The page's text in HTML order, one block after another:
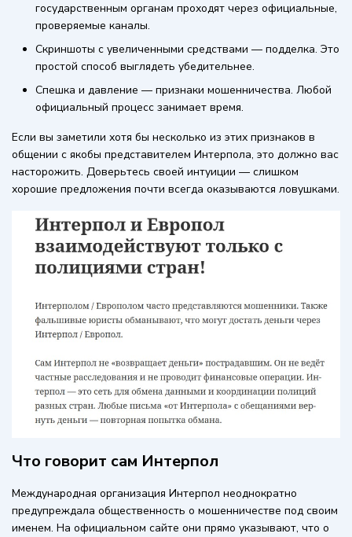
государственным органам проходят через официальные,
проверяемые каналы.
Скриншоты с увеличенными средствами — подделка. Это
простой способ выглядеть убедительнее.
Спешка и давление — признаки мошенничества. Любой
официальный процесс занимает время.
Если вы заметили хотя бы несколько из этих признаков в
общении с якобы представителем Интерпола, это должно вас
насторожить. Доверьтесь своей интуиции — слишком
хорошие предложения почти всегда оказываются ловушками.
Что говорит сам Интерпол
Международная организация Интерпол неоднократно
предупреждала общественность о мошенничестве под своим
именем. На официальном сайте они прямо указывают, что о